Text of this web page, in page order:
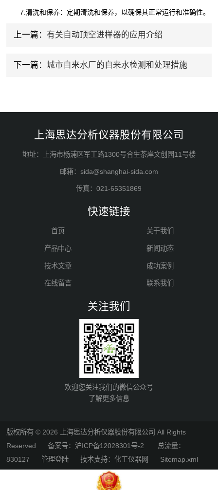
7.清洗和保养：定期清洗和保养，以确保其正常运行和准确性。
上一篇： 有关自动顶空进样器的应用介绍
下一篇： 城市自来水厂的自来水检测和处理措施
上海思达分析仪器股份有限公司
地址：上海市杨浦区军工路1300号合生茶岸文创园11号楼
邮箱：sida@shanghai-sida.com
传真：021-65351869
快速链接
首页 关于我们
产品中心 新闻动态
技术文章 成功案例
在线留言 联系我们
关注我们
欢迎您关注我们的微信公众号
了解更多信息
版权所有 © 2026 上海思达分析仪器股份有限公司 All Rights
Reserved备案号：沪ICP备12028301号-2
总流量：
830127 管理登陆 技术支持：化工仪器网 Sitemap.xml